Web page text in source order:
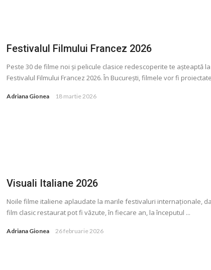
Festivalul Filmului Francez 2026
Peste 30 de filme noi și pelicule clasice redescoperite te așteaptă la
Festivalul Filmului Francez 2026. În București, filmele vor fi
Adriana Gionea 18 martie 2026
Visuali Italiane 2026
Noile filme italiene aplaudate la marile festivaluri internaţionale,
film clasic restaurat pot fi văzute, în fiecare an, la începutul ...
Adriana Gionea 26 februarie 2026